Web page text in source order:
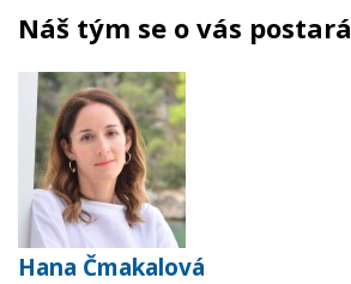
Náš tým se o vás postará
Hana Čmakalová